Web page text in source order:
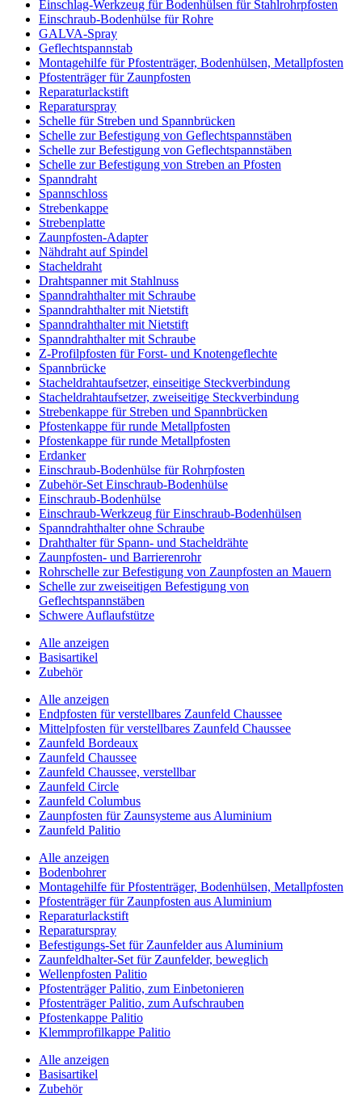
Einschlag-Werkzeug für Bodenhülsen für Stahlrohrpfosten
Einschraub-Bodenhülse für Rohre
GALVA-Spray
Geflechtspannstab
Montagehilfe für Pfostenträger, Bodenhülsen, Metallpfosten
Pfostenträger für Zaunpfosten
Reparaturlackstift
Reparaturspray
Schelle für Streben und Spannbrücken
Schelle zur Befestigung von Geflechtspannstäben
Schelle zur Befestigung von Geflechtspannstäben
Schelle zur Befestigung von Streben an Pfosten
Spanndraht
Spannschloss
Strebenkappe
Strebenplatte
Zaunpfosten-Adapter
Nähdraht auf Spindel
Stacheldraht
Drahtspanner mit Stahlnuss
Spanndrahthalter mit Schraube
Spanndrahthalter mit Nietstift
Spanndrahthalter mit Nietstift
Spanndrahthalter mit Schraube
Z-Profilpfosten für Forst- und Knotengeflechte
Spannbrücke
Stacheldrahtaufsetzer, einseitige Steckverbindung
Stacheldrahtaufsetzer, zweiseitige Steckverbindung
Strebenkappe für Streben und Spannbrücken
Pfostenkappe für runde Metallpfosten
Pfostenkappe für runde Metallpfosten
Erdanker
Einschraub-Bodenhülse für Rohrpfosten
Zubehör-Set Einschraub-Bodenhülse
Einschraub-Bodenhülse
Einschraub-Werkzeug für Einschraub-Bodenhülsen
Spanndrahthalter ohne Schraube
Drahthalter für Spann- und Stacheldrähte
Zaunpfosten- und Barrierenrohr
Rohrschelle zur Befestigung von Zaunpfosten an Mauern
Schelle zur zweiseitigen Befestigung von
Geflechtspannstäben
Schwere Auflaufstütze
Alle anzeigen
Basisartikel
Zubehör
Alle anzeigen
Endpfosten für verstellbares Zaunfeld Chaussee
Mittelpfosten für verstellbares Zaunfeld Chaussee
Zaunfeld Bordeaux
Zaunfeld Chaussee
Zaunfeld Chaussee, verstellbar
Zaunfeld Circle
Zaunfeld Columbus
Zaunpfosten für Zaunsysteme aus Aluminium
Zaunfeld Palitio
Alle anzeigen
Bodenbohrer
Montagehilfe für Pfostenträger, Bodenhülsen, Metallpfosten
Pfostenträger für Zaunpfosten aus Aluminium
Reparaturlackstift
Reparaturspray
Befestigungs-Set für Zaunfelder aus Aluminium
Zaunfeldhalter-Set für Zaunfelder, beweglich
Wellenpfosten Palitio
Pfostenträger Palitio, zum Einbetonieren
Pfostenträger Palitio, zum Aufschrauben
Pfostenkappe Palitio
Klemmprofilkappe Palitio
Alle anzeigen
Basisartikel
Zubehör